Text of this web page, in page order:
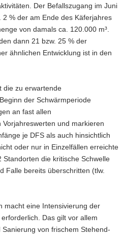
Der Befallszugang im Juni
% der am Ende des Käferjahres
von damals ca. 120.000 m³.
dann 21 bzw. 25 % der
ähnlichen Ent­wicklung ist in den
die zu erwartende
der Schwärmperiode
an fast allen
und markieren
je DFS als auch hinsichtlich
oder nur in Einzelfällen erreichte
die kritische Schwelle
Falle bereits überschritten (tlw.
macht eine Intensivierung der
Das gilt vor allem
Sanierung von frischem Stehend­